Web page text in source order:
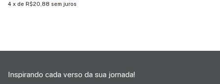
4 x de R$20,88 sem juros
Inspirando cada verso da sua jornada!